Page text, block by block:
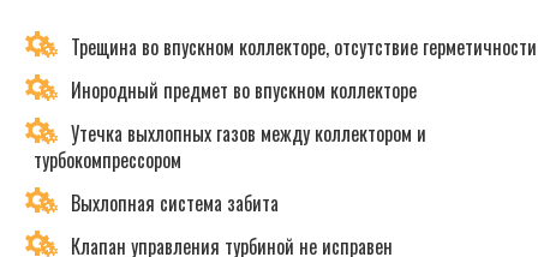
Трещина во впускном коллекторе, отсутствие герметичности
Инородный предмет во впускном коллекторе
Утечка выхлопных газов между коллектором и
турбокомпрессором
Выхлопная система забита
Клапан управления турбиной не исправен